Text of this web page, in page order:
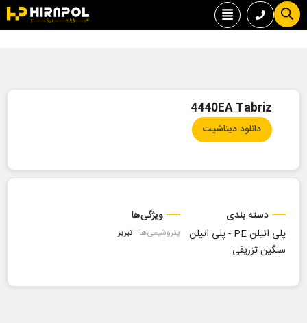
4440EA Tabriz
دانلود دیتاشیت
دسته بندی
پلی اتیلن PE
-پلی اتیلن
سنگین تزریقی
ویژگی‌ها
پتروشیمی‌ها: تبریز